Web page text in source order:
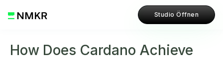
Studio Öffnen
How Does Cardano Achieve